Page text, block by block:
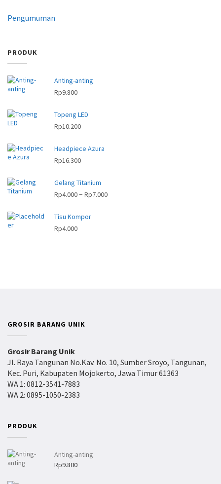
Pengumuman
PRODUK
Anting-anting
Rp9.800
Topeng LED
Rp10.200
Headpiece Azura
Rp16.300
Gelang Titanium
Rp4.000– Rp7.000R
p
4
Tisu Kompor
Rp4.000
GROSIR BARANG UNIK
Grosir Barang Unik
Jl. Raya Tangunan No.Kav. No. 10, Sumber Sroyo, Tangunan,
Kec. Puri, Kabupaten Mojokerto, Jawa Timur 61363
WA 1: 0812-3541-7883
WA 2: 0895-1050-2383
PRODUK
Anting-anting
Rp9.800